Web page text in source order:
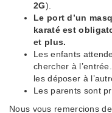
2G).
Le port d’un
karaté est
et plus.
Les enfants
chercher à
les déposer à
Les parents sont
Nous vous remercions